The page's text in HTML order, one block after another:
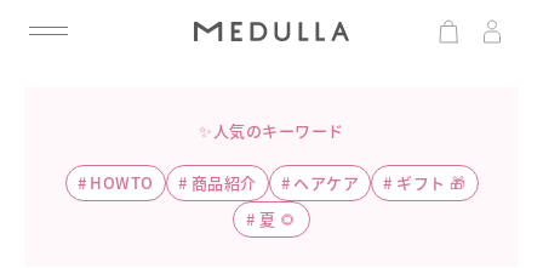
✨人気のキーワード
# HOWTO # 商品紹介 # ヘアケア # ギフト 🎁
# 夏 🌻